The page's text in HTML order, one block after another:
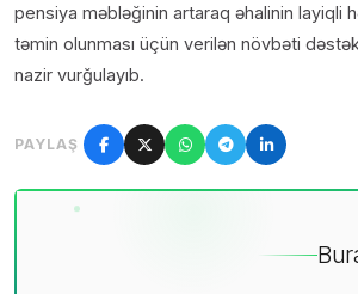
pensiya məbləğinin artaraq əhalinin layiqli
təmin olunması üçün verilən növbəti
nazir vurğulayıb.
PAYLAŞ